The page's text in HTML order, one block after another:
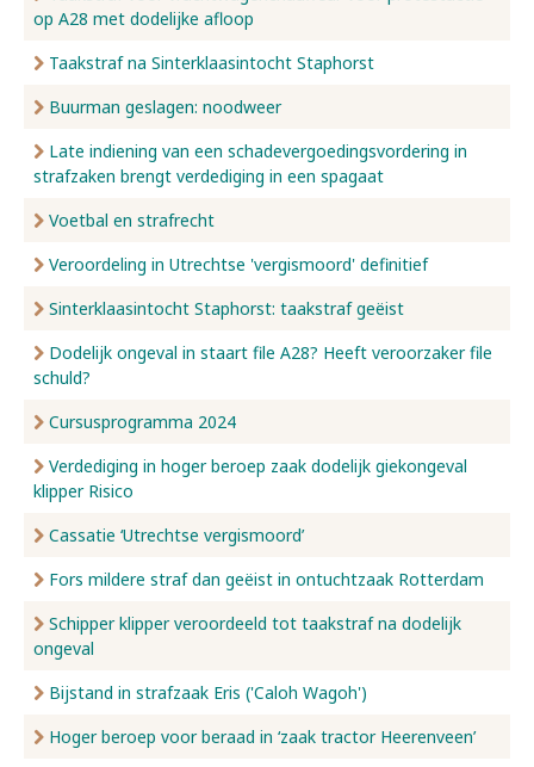
op A28 met dodelijke afloop
Taakstraf na Sinterklaasintocht Staphorst
Buurman geslagen: noodweer
Late indiening van een schadevergoedingsvordering in
strafzaken brengt verdediging in een spagaat
Voetbal en strafrecht
Veroordeling in Utrechtse 'vergismoord' definitief
Sinterklaasintocht Staphorst: taakstraf geëist
Dodelijk ongeval in staart file A28? Heeft veroorzaker file
schuld?
Cursusprogramma 2024
Verdediging in hoger beroep zaak dodelijk giekongeval
klipper Risico
Cassatie ‘Utrechtse vergismoord’
Fors mildere straf dan geëist in ontuchtzaak Rotterdam
Schipper klipper veroordeeld tot taakstraf na dodelijk
ongeval
Bijstand in strafzaak Eris ('Caloh Wagoh')
Hoger beroep voor beraad in ‘zaak tractor Heerenveen’